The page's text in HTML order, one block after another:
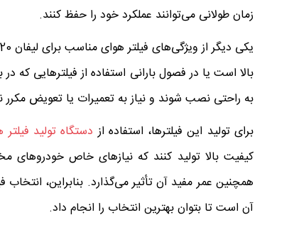
زمان طولانی می‌توانند عملکرد خود را حفظ کنند.
بالا است یا در فصول بارانی استفاده از فیلترهایی که
به راحتی نصب شوند و نیاز به تعمیرات یا تعویض مکرر
برای تولید این فیلترها، استفاده از دستگاه تولید فیلتر
کیفیت بالا تولید کنند که نیازهای خاص خودروهای
آن است تا بتوان بهترین انتخاب را انجام داد.